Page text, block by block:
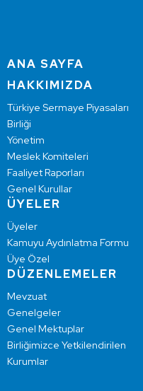
ANA SAYFA
HAKKIMIZDA
Türkiye Sermaye Piyasaları
Birliği
Yönetim
Meslek Komiteleri
Faaliyet Raporları
Genel Kurullar
ÜYELER
Üyeler
Kamuyu Aydınlatma Formu
Üye Özel
DÜZENLEMELER
Mevzuat
Genelgeler
Genel Mektuplar
Birliğimizce Yetkilendirilen
Kurumlar